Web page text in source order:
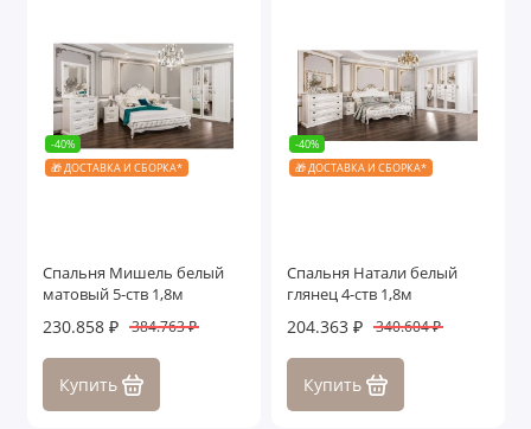
-40%
🎁 ДОСТАВКА И СБОРКА*
Спальня Мишель белый
матовый 5-ств 1,8м
230.858 ₽ 384.763 ₽
Купить
-40%
🎁 ДОСТАВКА И СБОРКА*
Спальня Натали белый
глянец 4-ств 1,8м
204.363 ₽ 340.604 ₽
Купить